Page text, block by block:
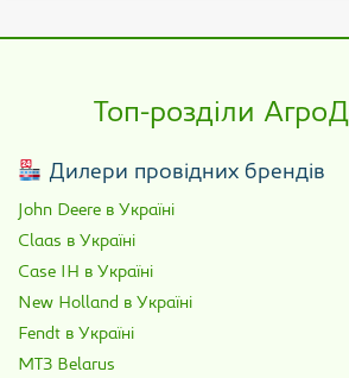
Топ-розділи
Дилери провідних брендів
John Deere в Україні
Claas в Україні
Case IH в Україні
New Holland в Україні
Fendt в Україні
МТЗ Belarus